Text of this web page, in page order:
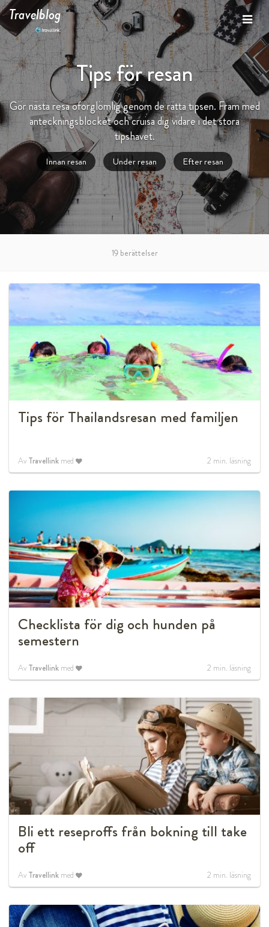
Travelblog
Tips för resan
Gör nästa resa oförglömlig genom de rätta tipsen. Fram med
anteckningsblocket och cruisa dig vidare i det stora
tipshavet.
Innan resan Under resan Efter resan
19 berättelser
Tips för Thailandsresan med familjen
Av Travellink med 2 min. läsning
Checklista för dig och hunden på
semestern
Av Travellink med 2 min. läsning
Bli ett reseproffs från bokning till take
off
Av Travellink med 2 min. läsning